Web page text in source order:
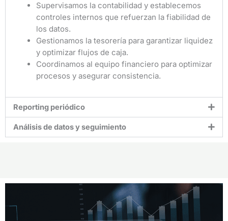
Supervisamos la contabilidad y establecemos
controles internos que refuerzan la fiabilidad de
los datos.
Gestionamos la tesorería para garantizar liquidez
y optimizar flujos de caja.
Coordinamos al equipo financiero para optimizar
procesos y asegurar consistencia.
Reporting periódico
Análisis de datos y seguimiento